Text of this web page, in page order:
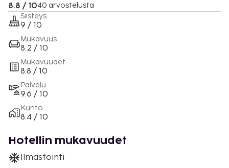
8.8 / 1040 arvostelusta
Siisteys
9 / 10
Mukavuus
8.2 / 10
Mukavuudet
8.8 / 10
Palvelu
9.6 / 10
Kunto
8.4 / 10
Hotellin mukavuudet
Ilmastointi